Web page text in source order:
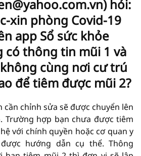
hỏi:
xin phòng Covid-19
app Sổ sức khỏe
có thông tin mũi 1 và
cùng nơi cư trú
để tiêm được mũi 2?
cần chỉnh sửa sẽ được chuyển lên
Trường hợp bạn chưa được tiêm
với chính quyền hoặc cơ quan y
hướng dẫn cụ thể. Thông